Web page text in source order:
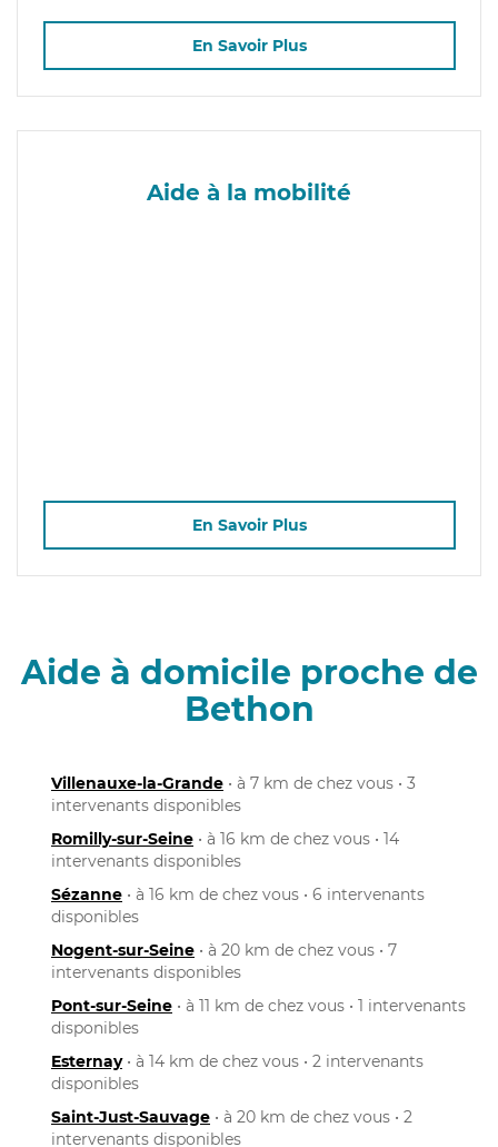
En Savoir Plus
Aide à la mobilité
En Savoir Plus
Aide à domicile proche de
Bethon
Villenauxe-la-Grande • à 7 km de chez vous • 3
intervenants disponibles
Romilly-sur-Seine • à 16 km de chez vous • 14
intervenants disponibles
Sézanne • à 16 km de chez vous • 6 intervenants
disponibles
Nogent-sur-Seine • à 20 km de chez vous • 7
intervenants disponibles
Pont-sur-Seine • à 11 km de chez vous • 1 intervenants
disponibles
Esternay• à 14 km de chez vous • 2 intervenants
disponibles
Saint-Just-Sauvage • à 20 km de chez vous • 2
intervenants disponibles